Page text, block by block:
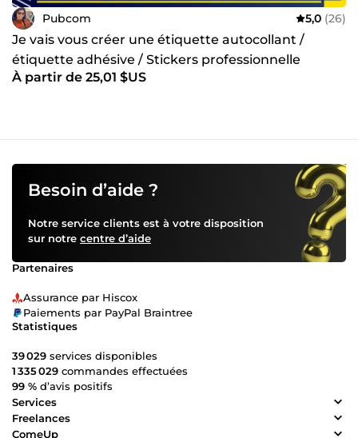
Pubcom 5,0 (26)
Je vais vous créer une étiquette autocollant /
étiquette adhésive / Stickers professionnelle
À partir de 25,01 $US
Besoin d’aide ?
Notre service clients est à votre disposition
sur notre centre d’aide
Partenaires
Assurance par Hiscox
Paiements par PayPal Braintree
Statistiques
39 029 services disponibles
1 335 029 commandes effectuées
99 % d’avis positifs
Services
Freelances
ComeUp